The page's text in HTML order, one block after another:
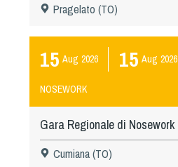
Pragelato (TO)
15 Aug 2026 15 Aug 2026
NOSEWORK
Gara Regionale di Nosework
Cumiana (TO)